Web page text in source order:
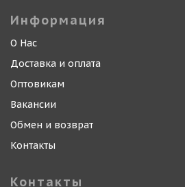
Информация
О Нас
Доставка и оплата
Оптовикам
Вакансии
Обмен и возврат
Контакты
Контакты